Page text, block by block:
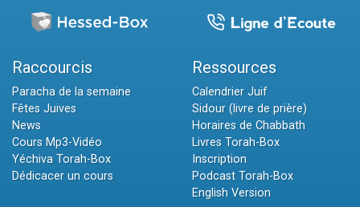
Raccourcis
Paracha de la semaine
Fêtes Juives
News
Cours Mp3-Vidéo
Yéchiva Torah-Box
Dédicacer un cours
Ressources
Calendrier Juif
Sidour (livre de prière)
Horaires de Chabbath
Livres Torah-Box
Inscription
Podcast Torah-Box
English Version